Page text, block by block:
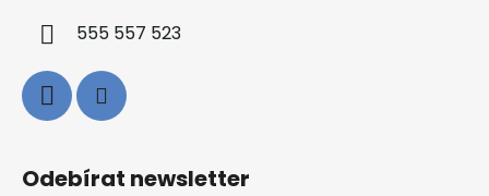
555 557 523
Odebírat newsletter